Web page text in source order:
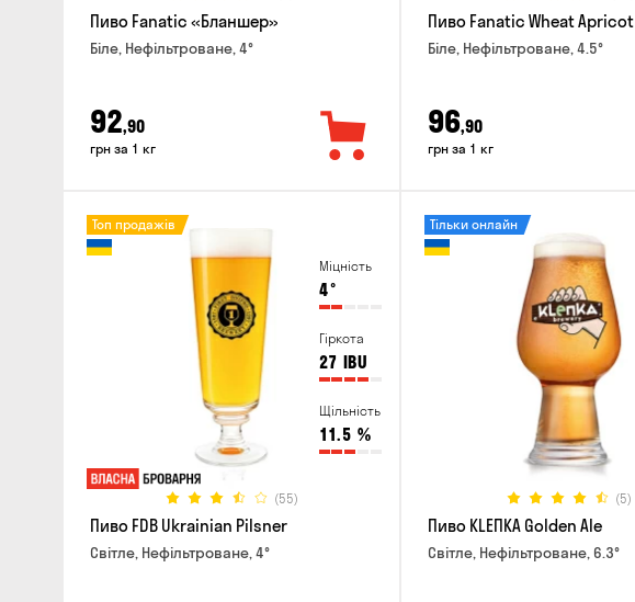
Пиво Fanatic «Бланшер»
Біле, Нефільтроване, 4°
92,90
грн за 1 кг
Пиво Fanatic Wheat Apricot
Біле, Нефільтроване, 4.5°
96,90
грн за 1 кг
Міцність
4°
Гіркота
27 IBU
Щільність
11.5 %
(55)
Топ продажів
Пиво FDB Ukrainian Pilsner
Світле, Нефільтроване, 4°
(5)
Тільки онлайн
Пиво KLEПКА Golden Ale
Світле, Нефільтроване, 6.3°